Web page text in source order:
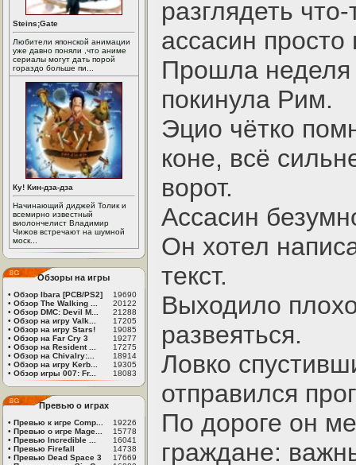
Steins;Gate
Любители японской анимации
уже давно поняли ,что аниме
сериалы могут дать порой
гораздо больше пи...
Ку! Кин-дза-дза
Начинающий диджей Толик и
всемирно известный
виолончелист Владимир
Чижов встречают на шумной
моск...
Обзоры на игры
• Обзор Ibara [PCB/PS2]
19690
• Обзор The Walking ...
20122
• Обзор DMC: Devil M...
21288
• Обзор на игру Valk...
17205
• Обзор на игру Stars!
19085
• Обзор на Far Cry 3
19277
• Обзор на Resident ...
17275
• Обзор на Chivalry:...
18914
• Обзор на игру Kerb...
19305
• Обзор игры 007: Fr... 18083
Превью о играх
• Превью к игре Comp...
19226
• Превью о игре Mage...
15778
• Превью Incredible ...
16041
• Превью Firefall
14738
• Превью Dead Space 3
17669
разглядеть
ассасин просто
Прошла неделя
покинула Рим.
Эцио чётко
коне, всё
ворот.
Ассасин
Он хотел
текст.
Выходило
развеяться.
Ловко
отправился
По дороге он
граждане: